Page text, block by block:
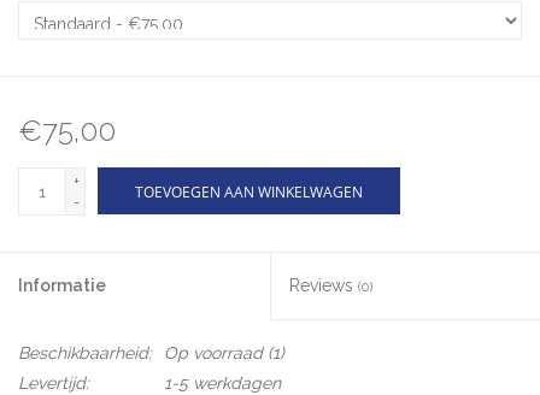
€75,00
+
-
TOEVOEGEN AAN WINKELWAGEN
Informatie Reviews (0)
Beschikbaarheid: Op voorraad(1)
Levertijd:
1-5 werkdagen